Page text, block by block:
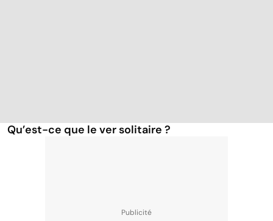
Qu’est-ce que le ver solitaire ?